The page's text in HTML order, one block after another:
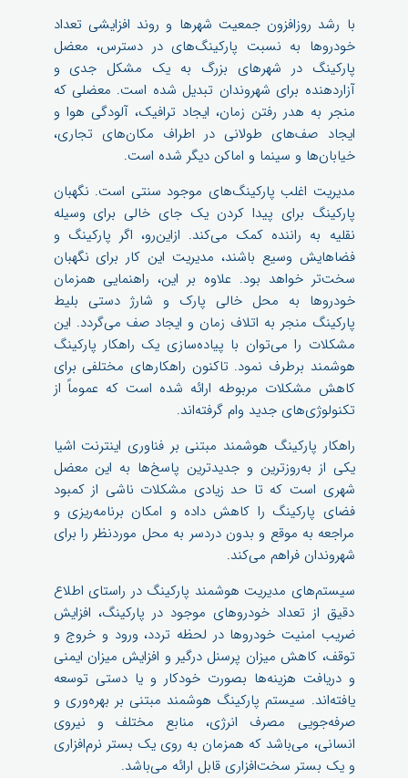
با رشد روزافزون جمعیت شهرها و روند افزایشی تعداد
خودروها به نسبت پارکینگ‌های در دسترس، معضل
پارکینگ در شهرهای بزرگ به یک مشکل جدی و
آزاردهنده برای شهروندان تبدیل شده است. معضلی که
منجر به هدر رفتن زمان، ایجاد ترافیک، آلودگی هوا و
ایجاد صف‌های طولانی در اطراف مکان‌های تجاری،
خیابان‌ها و سینما و اماکن دیگر شده است.
مدیریت اغلب پارکینگ‌های موجود سنتی است. نگهبان
پارکینگ برای پیدا کردن یک جای خالی برای وسیله
نقلیه به راننده کمک می‌کند. ازاین‌رو، اگر پارکینگ و
فضاهایش وسیع باشند، مدیریت این کار برای نگهبان
سخت‌تر خواهد بود. علاوه بر این، راهنمایی همزمان
خودروها به محل خالی پارک و شارژ دستی بلیط
پارکینگ منجر به اتلاف زمان و ایجاد صف می‌گردد. این
مشکلات را می‌توان با پیاده‌سازی یک راهکار پارکینگ
هوشمند برطرف نمود. تاکنون راهکارهای مختلفی برای
کاهش مشکلات مربوطه ارائه شده است که عموماً از
تکنولوژی‌های جدید وام گرفته‌اند.
راهکار پارکینگ هوشمند مبتنی بر فناوری اینترنت اشیا
یکی از به‌روزترین و جدیدترین پاسخ‌ها به این معضل
شهری است که تا حد زیادی مشکلات ناشی از کمبود
فضای پارکینگ را کاهش داده و امکان برنامه‌ریزی و
مراجعه به موقع و بدون دردسر به محل موردنظر را برای
شهروندان فراهم می‌کند.
سیستم‌های مدیریت هوشمند پارکینگ در راستای اطلاع
دقیق از تعداد خودروهای موجود در پارکینگ، افزایش
ضریب امنیت خودروها در لحظه تردد، ورود و خروج و
توقف، کاهش میزان پرسنل درگیر و افزایش میزان ایمنی
و دریافت هزینه‌ها بصورت خودکار و یا دستی توسعه
یافته‌اند. سیستم پارکینگ هوشمند مبتنی بر بهره‌وری و
صرفه‌جویی مصرف انرژی، منابع مختلف و نیروی
انسانی، می‌باشد که همزمان به روی یک بستر نرم‌افزاری
و یک بستر سخت‌افزاری قابل ارائه می‌باشد.